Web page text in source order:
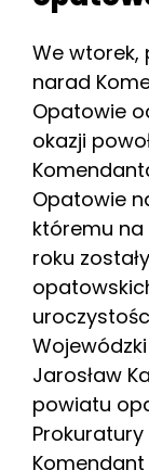
We wtorek,
narad
Opatowie
okazji
Opatowie
któremu
roku
Jarosław
powiatu